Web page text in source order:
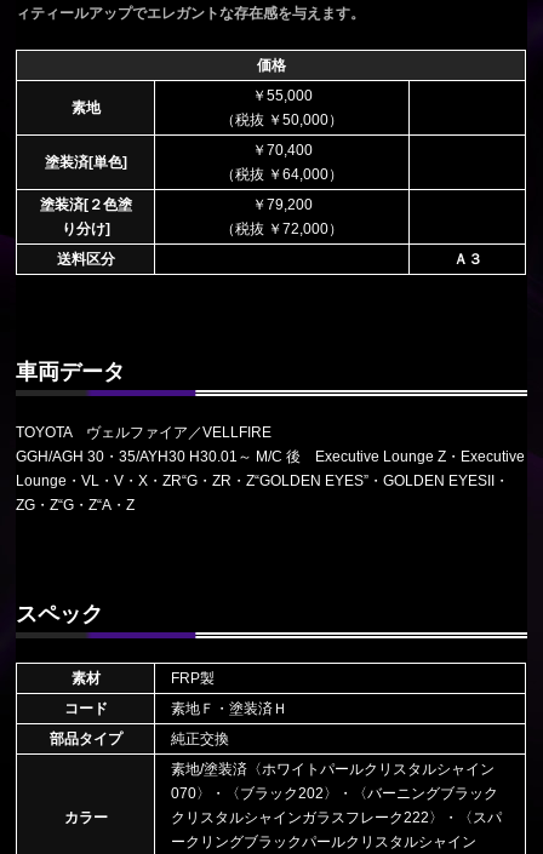
ィティールアップでエレガントな存在感を与えます。
価格
素地
￥55,000
（税抜 ￥50,000）
塗装済[単色]
￥70,400
（税抜 ￥64,000）
塗装済[２色塗
り分け]
￥79,200
（税抜 ￥72,000）
送料区分
Ａ３
車両データ
TOYOTA ヴェルファイア／VELLFIRE
GGH/AGH 30・35/AYH30 H30.01～ M/C 後 Executive Lounge Z・Executive
Lounge・VL・V・X・ZR“G・ZR・Z“GOLDEN EYES”・GOLDEN EYESII・
ZG・Z“G・Z“A・Z
スペック
素材
FRP製
コード
素地Ｆ・塗装済Ｈ
部品タイプ
純正交換
カラー
素地/塗装済〈ホワイトパールクリスタルシャイン
070〉・〈ブラック202〉・〈バーニングブラック
クリスタルシャインガラスフレーク222〉・〈スパ
ークリングブラックパールクリスタルシャイン